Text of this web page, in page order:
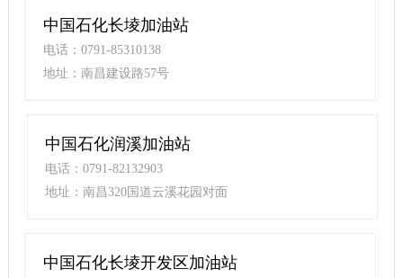
中国石化长堎加油站
电话：0791-85310138
地址：南昌建设路57号
中国石化润溪加油站
电话：0791-82132903
地址：南昌320国道云溪花园对面
中国石化长堎开发区加油站